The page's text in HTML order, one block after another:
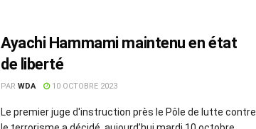
Ayachi Hammami maintenu en état
de liberté
PAR WDA 10 OCTOBRE 2023
Le premier juge d'instruction près le Pôle de lutte contre